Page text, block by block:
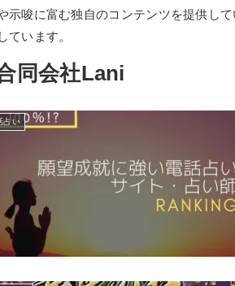
示唆に富む独自のコンテンツを提供し
ています。
同会社Lani
占い